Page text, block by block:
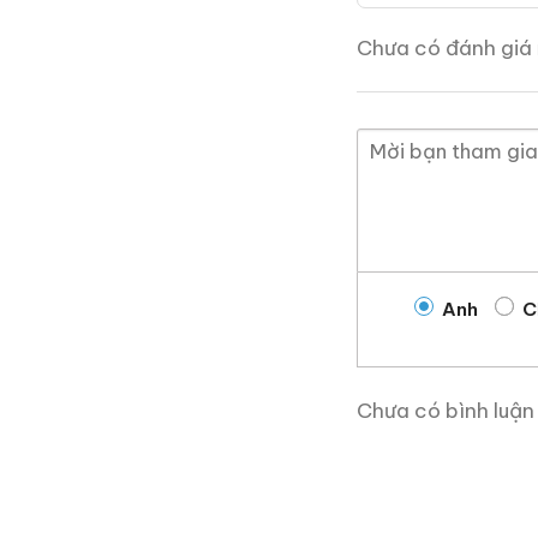
Giới Thiệu Một Số
Chưa có đánh giá
Anh
Chưa có bình